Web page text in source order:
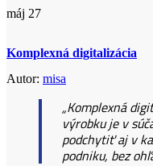
máj 27
Komplexná digitalizácia
Autor: misa
„Komplexná
výrobku je v
podchytiť aj v
podniku, bez